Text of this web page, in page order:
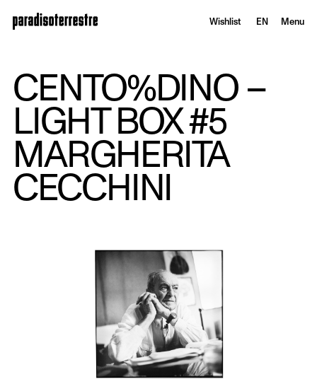
Wishlist EN Menu
CENTO%DINO –
LIGHT BOX #5
MARGHERITA
CECCHINI